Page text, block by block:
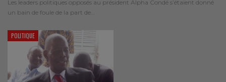
Les leaders politiques opposés au président Alpha Condé s’étaient donné
un bain de foule de la part de…
POLITIQUE